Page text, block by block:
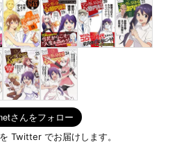
Twitter でお届けします。